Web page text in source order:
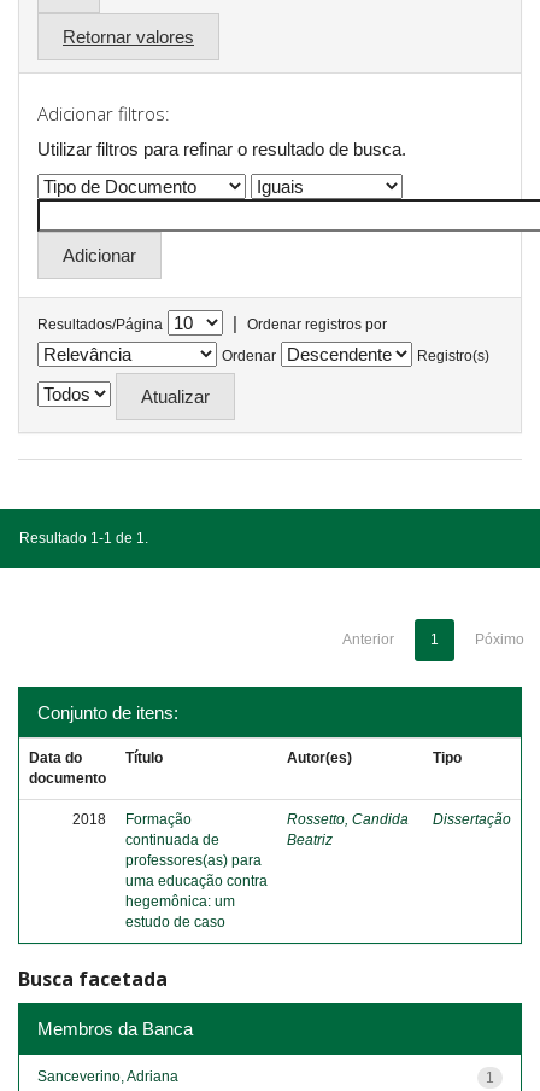
Retornar valores
Adicionar filtros:
Utilizar filtros para refinar o resultado de busca.
Resultados/Página |
Ordenar registros por
Ordenar
Registro(s)
Resultado 1-1 de 1.
Anterior 1 Póximo
Conjunto de itens:
Data do
documento
Título Autor(es) Tipo
2018
Formação
continuada de
professores(as) para
uma educação contra
hegemônica: um
estudo de caso
Rossetto, Candida
Beatriz
Dissertação
Busca facetada
Membros da Banca
1
Sanceverino, Adriana